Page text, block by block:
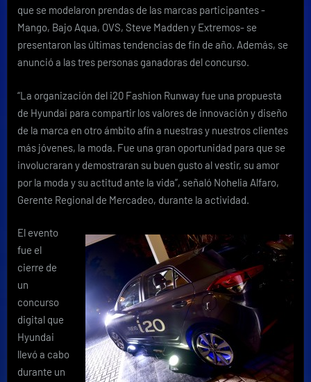
que se modelaron prendas de las marcas participantes -
Mango, Bajo Aqua, OVS, Steve Madden y Extremos- se
presentaron las últimas tendencias de fin de año. Además, se
anunció a las tres personas ganadoras del concurso.
“La organización del i20 Fashion Runway fue una propuesta
de Hyundai para compartir los valores de innovación y diseño
de la marca en otro ámbito afín a nuestras y nuestros clientes
más jóvenes, la moda. Fue una gran oportunidad para que se
involucraran y demostraran su buen gusto al vestir, su amor
por la moda y su actitud ante la vida”, señaló Nohelia Alfaro,
Gerente Regional de Mercadeo, durante la actividad.
El evento
fue el
cierre de
un
concurso
digital que
Hyundai
llevó a cabo
durante un